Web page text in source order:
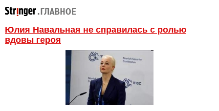
Юлия Навальная не справилась с ролью
вдовы героя